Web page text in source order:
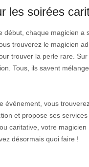
les soirées
début, chaque magicien
trouverez le magicien
trouver la perle rare.
Tous, ils savent
événement, vous
et propose ses
caritative, votre
désormais quoi faire !